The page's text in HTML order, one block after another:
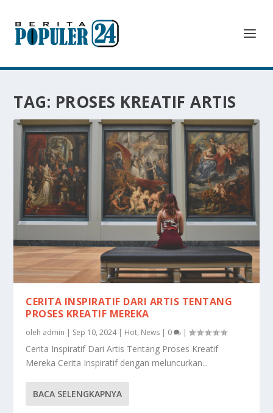
TAG: PROSES KREATIF ARTIS
CERITA INSPIRATIF DARI ARTIS TENTANG
PROSES KREATIF MEREKA
oleh admin | Sep 10, 2024| Hot, News | 0 |
Cerita Inspiratif Dari Artis Tentang Proses Kreatif
Mereka Cerita Inspiratif dengan meluncurkan...
BACA SELENGKAPNYA